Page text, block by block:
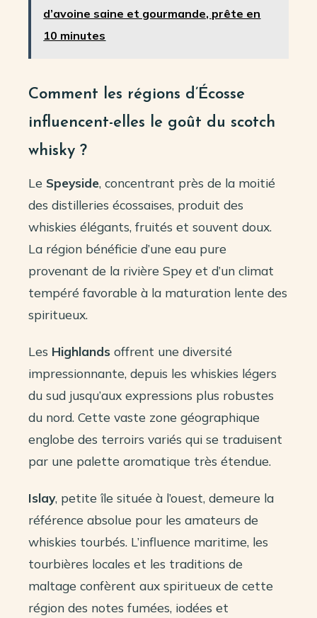
d’avoine saine et gourmande, prête en
10 minutes
Comment les régions d’Écosse
influencent-elles le goût du scotch
whisky ?
Le Speyside, concentrant près de la moitié
des distilleries écossaises, produit des
whiskies élégants, fruités et souvent doux.
La région bénéficie d’une eau pure
provenant de la rivière Spey et d’un climat
tempéré favorable à la maturation lente des
spiritueux.
Les Highlands offrent une diversité
impressionnante, depuis les whiskies légers
du sud jusqu’aux expressions plus robustes
du nord. Cette vaste zone géographique
englobe des terroirs variés qui se traduisent
par une palette aromatique très étendue.
Islay, petite île située à l’ouest, demeure la
référence absolue pour les amateurs de
whiskies tourbés. L’influence maritime, les
tourbières locales et les traditions de
maltage confèrent aux spiritueux de cette
région des notes fumées, iodées et